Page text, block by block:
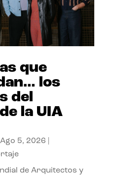
que
los
del
la UIA
Ago 5, 2026
de Arquitectos y